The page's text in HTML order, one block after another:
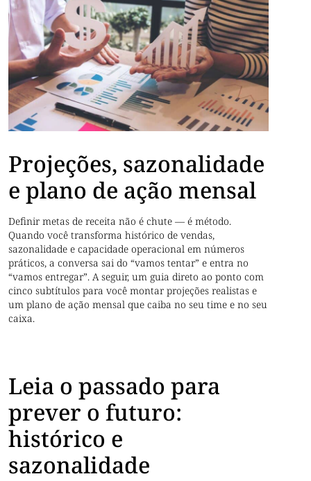
Projeções, sazonalidade
e plano de ação mensal
Definir metas de receita não é chute — é método.
Quando você transforma histórico de vendas,
sazonalidade e capacidade operacional em números
práticos, a conversa sai do “vamos tentar” e entra no
“vamos entregar”. A seguir, um guia direto ao ponto com
cinco subtítulos para você montar projeções realistas e
um plano de ação mensal que caiba no seu time e no seu
caixa.
Leia o passado para
prever o futuro:
histórico e
sazonalidade